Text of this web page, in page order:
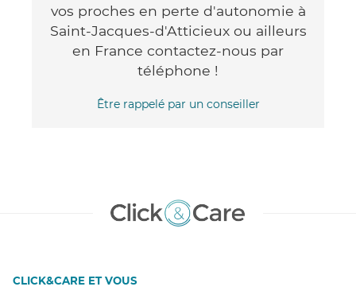
vos proches en perte d'autonomie à
Saint-Jacques-d'Atticieux ou ailleurs
en France contactez-nous par
téléphone !
Être rappelé par un conseiller
CLICK&CARE ET VOUS